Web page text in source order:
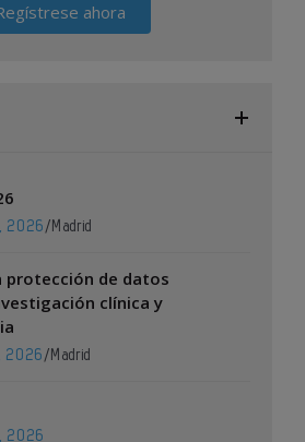
ahora
2026 / Madrid
protección de datos
clínica y
2026 / Madrid
2026